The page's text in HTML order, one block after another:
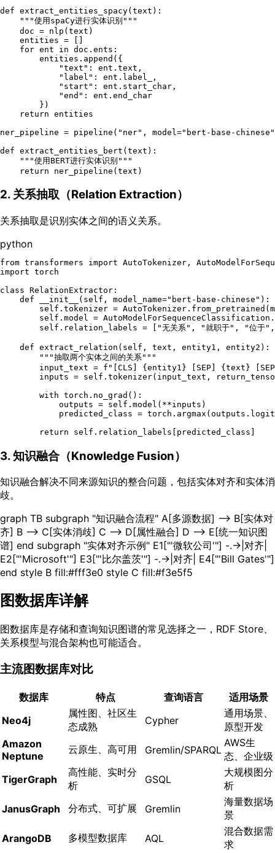
def extract_entities_spacy(text ):
"""使用spaCy进行实体识别"""
    doc = nlp(text)
    entities = []
for ent in doc.ents:
        entities.append({
"text" : ent.text,
"label" : ent.label_,
"start" : ent.start_char,
"end" : ent.end_char
        })
return entities
ner_pipeline = pipeline( "ner" , model="bert-base-chinese"
def extract_entities_bert (text ):
"""使用BERT进行实体识别"""
return
2. 关系抽取（Relation Extraction）
关系抽取是识别实体之间的语义关系。
python
from transformers import
import torch
class RelationExtractor :
def
__init__ ( self, model_name="bert-base-chinese" ):
self .tokenizer =
self .model =
self .relation_labels = [ "无关系" , "就职于" , "位于"
def extract_relation ( self, text, entity1, entity2 ):
"""抽取两个实体之间的关系"""
        input_text =
f"[CLS] {entity1} [SEP] {text}
        inputs =
self .tokenizer(input_text,
with torch.no_grad():
            outputs =
self .model(**inputs)
predicted_class =
return
self
3. 知识融合（Knowledge Fusion）
知识融合解决不同来源知识的整合问题，包括实体对齐和实体消
歧。
graph TB subgraph "知识融合流程" A[多源数据] --> B[实体对
齐] B --> C[实体消歧] C --> D[属性融合] D --> E[统一知识图
谱] end subgraph "实体对齐示例" E1["'微软公司'"] -.->|对齐|
E2["'Microsoft'"] E3["'比尔盖茨'"] -.->|对齐| E4["'Bill Gates'"]
end style B fill:#fff3e0 style C fill:#f3e5f5
图数据库详解
图数据库是存储和查询知识图谱的常见选择之一，RDF Store、
关系模型与混合架构也可能适合。
主流图数据库对比
数据库 特点 查询语言
适用场景
Neo4j
属性图、社区生
态成熟
Cypher
通用场景、
原型开发
Amazon
Neptune
云原生、高可用 Gremlin/SPARQL
AWS生
态、企业级
TigerGraph
高性能、实时分
析
GSQL
大规模图分
析
JanusGraph
分布式、可扩展 Gremlin
海量数据场
景
ArangoDB
多模型数据库 AQL
混合数据需
求